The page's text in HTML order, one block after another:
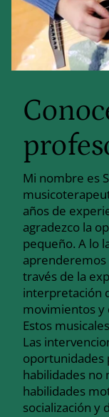
Mi nombre es
años de
agradezco la
pequeño. A lo
aprenderemos
través de la
interpretación
movimientos y
Estos musicales
Las
oportunidades
habilidades no
habilidades
socialización y